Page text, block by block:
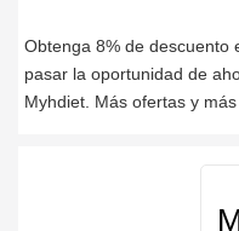
Obtenga 8% de descuento
pasar la oportunidad de
Myhdiet. Más ofertas y